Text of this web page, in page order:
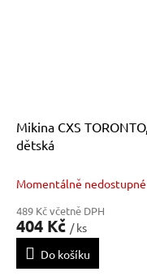
Mikina CXS TORONTO,
dětská
Momentálně nedostupné
489 Kč včetně DPH
404 Kč / ks
Do košíku